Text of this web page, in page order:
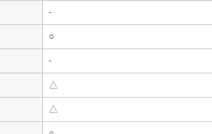
-
○
-
△
△